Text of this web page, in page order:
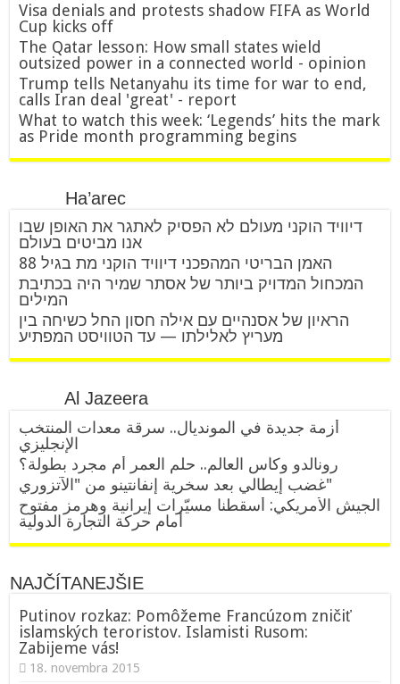
Visa denials and protests shadow FIFA as World
Cup kicks off
The Qatar lesson: How small states wield
outsized power in a connected world - opinion
Trump tells Netanyahu its time for war to end,
calls Iran deal 'great' - report
What to watch this week: ‘Legends’ hits the mark
as Pride month programming begins
Ha’arec
דיוויד הוקני מעולם לא הפסיק לאתגר את האופן שבו
אנו מביטים בעולם
האמן הבריטי המהפכני דיוויד הוקני מת בגיל 88
המכחול המדויק ביותר של אסתר שמיר היה בכתיבת
המילים
הראיון של אסנהיים עם אילה חסון החל כשיחה בין
מעריץ לאלילתו — עד הטוויסט המפתיע
Al Jazeera
أزمة جديدة في المونديال.. سرقة معدات المنتخب
الإنجليزي
رونالدو وكأس العالم.. حلم العمر أم مجرد بطولة؟
غضب إيطالي بعد سخرية إنفانتينو من "الآتزوري"
الجيش الأمريكي: أسقطنا مسيّرات إيرانية وهرمز مفتوح
أمام حركة التجارة الدولية
NAJČÍTANEJŠIE
Putinov rozkaz: Pomôžeme Francúzom zničiť
islamských teroristov. Islamisti Rusom:
Zabijeme vás!
18. novembra 2015